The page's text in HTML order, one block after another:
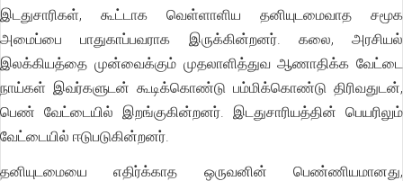
இடதுசாரிகள், கூட்டாக வெள்ளாளிய தனியுடமைவாத சமூக
அமைப்பை பாதுகாப்பவராக இருக்கின்றனர். கலை, அரசியல்
இலக்கியத்தை முன்வைக்கும் முதலாளித்துவ ஆணாதிக்க வேட்டை
நாய்கள் இவர்களுடன் கூடிக்கொண்டு பம்மிக்கொண்டு திரிவதுடன்,
பெண் வேட்டையில் இறங்குகின்றனர். இடதுசாரியத்தின் பெயரிலும்
வேட்டையில் ஈடுபடுகின்றனர்.
தனியுடமையை எதிர்க்காத ஒருவனின் பெண்ணியமானது,